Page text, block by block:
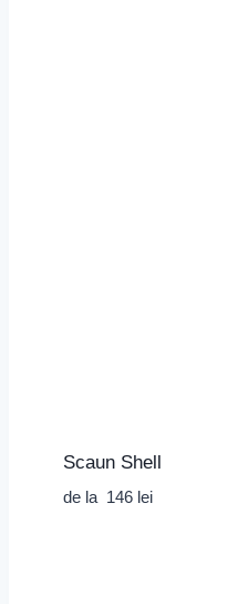
Scaun Shell
de la 146 lei